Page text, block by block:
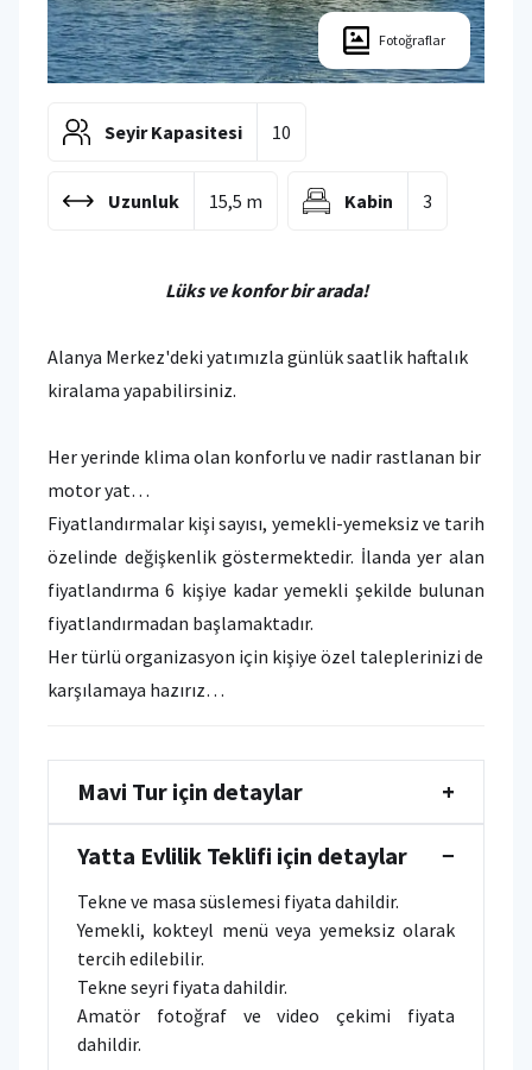
Fotoğraflar
Seyir Kapasitesi 10
Uzunluk 15,5 m Kabin 3
Lüks ve konfor bir arada!
Alanya Merkez'deki yatımızla günlük saatlik haftalık
kiralama yapabilirsiniz.
Her yerinde klima olan konforlu ve nadir rastlanan bir
motor yat…
Fiyatlandırmalar kişi sayısı, yemekli-yemeksiz ve tarih
özelinde değişkenlik göstermektedir. İlanda yer alan
fiyatlandırma 6 kişiye kadar yemekli şekilde bulunan
fiyatlandırmadan başlamaktadır.
Her türlü organizasyon için kişiye özel taleplerinizi de
karşılamaya hazırız…
Mavi Tur için detaylar +
Yatta Evlilik Teklifi için detaylar −
Tekne ve masa süslemesi fiyata dahildir.
Yemekli, kokteyl menü veya yemeksiz olarak
tercih edilebilir.
Tekne seyri fiyata dahildir.
Amatör fotoğraf ve video çekimi fiyata
dahildir.